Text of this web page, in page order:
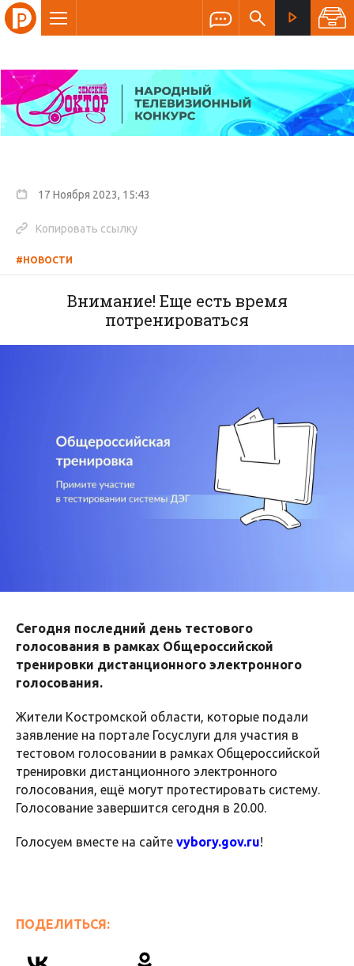
17 Ноября 2023, 15:43
Копировать ссылку
#НОВОСТИ
Внимание! Еще есть время
потренироваться
Сегодня последний день тестового
голосования в рамках Общероссийской
тренировки дистанционного электронного
голосования.
Жители Костромской области, которые подали
заявление на портале Госуслуги для участия в
тестовом голосовании в рамках Общероссийской
тренировки дистанционного электронного
голосования, ещё могут протестировать систему.
Голосование завершится сегодня в 20.00.
Голосуем вместе на сайте vybory.gov.ru!
ПОДЕЛИТЬСЯ: